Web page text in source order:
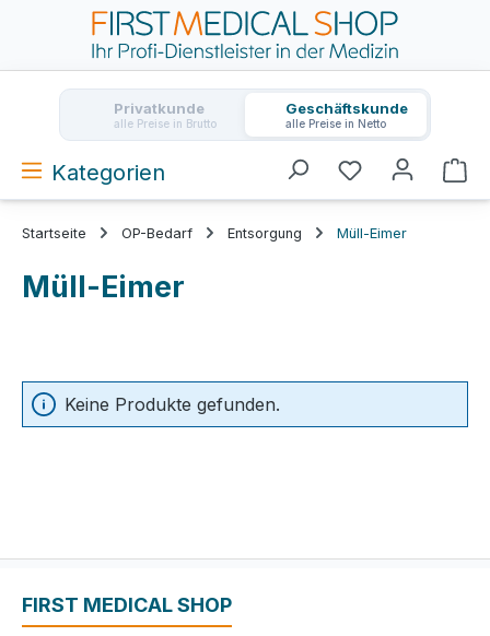
Zum Hauptinhalt springen
Privatkunde
alle Preise in Brutto
Geschäftskunde
alle Preise in Netto
Kategorien
Startseite OP-Bedarf Entsorgung Müll-Eimer
Müll-Eimer
Keine Produkte gefunden.
FIRST MEDICAL SHOP